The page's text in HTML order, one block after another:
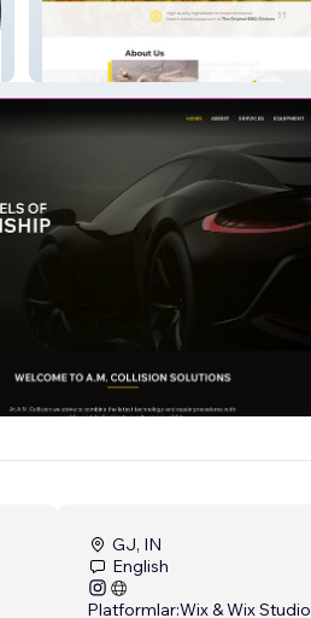
CPKME
GJ, IN
English
Platformlar:Wix & Wix Studio